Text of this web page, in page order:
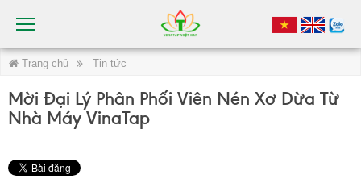
Trang chủ Tin tức
Mời Đại Lý Phân Phối Viên Nén Xơ Dừa Từ
Nhà Máy VinaTap